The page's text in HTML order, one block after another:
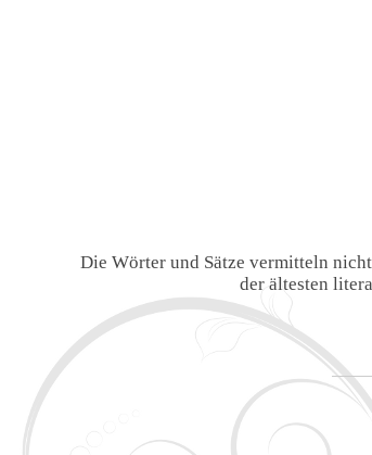
Die Wörter und Sätze vermitteln
der ältesten